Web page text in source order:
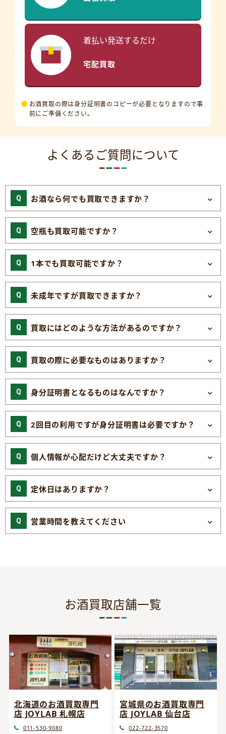
着払い発送するだけ
宅配買取
お酒買取の際は身分証明書のコピーが必要となりますので事
前にご準備ください。
よくあるご質問について
お酒なら何でも買取できますか？
空瓶も買取可能ですか？
1本でも買取可能ですか？
未成年ですが買取できますか？
買取にはどのような方法があるのですか？
買取の際に必要なものはありますか？
身分証明書となるものはなんですか？
2回目の利用ですが身分証明書は必要ですか？
個人情報が心配だけど大丈夫ですか？
定休日はありますか？
営業時間を教えてください
お酒買取店舗一覧
北海道のお酒買取専門
店 JOYLAB 札幌店
011-530-9080
宮城県のお酒買取専門
店 JOYLAB 仙台店
022-722-3570